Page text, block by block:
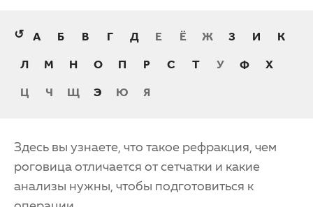
↺ А Б В Г Д Е Ё Ж З И К
Л М Н О П Р С Т У Ф Х
Ц Ч Щ Э Ю Я
Здесь вы узнаете, что такое рефракция, чем
роговица отличается от сетчатки и какие
анализы нужны, чтобы подготовиться к